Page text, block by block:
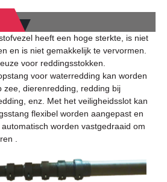
heeft een hoge sterkte, is niet
en is niet gemakkelijk te vervormen.
voor reddingsstokken.
voor waterredding kan worden
zee, dierenredding, redding bij
enz. Met het veiligheidsslot kan
flexibel worden aangepast en
worden vastgedraaid om
.